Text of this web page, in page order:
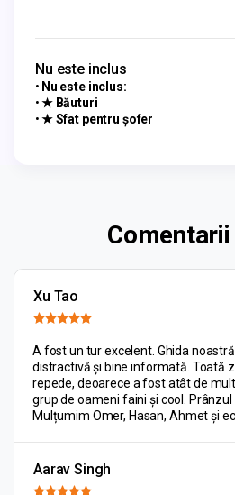
Nu este inclus
Nu este inclus:
★ Băuturi
★ Sfat pentru șofer
Xu Tao
A fost un tur excelent. Ghida
distractivă și bine informată. Toată
repede, deoarece a fost atât de
grup de oameni faini și cool. Prânzul
Mulțumim Omer, Hasan, Ahmet și
Aarav Singh